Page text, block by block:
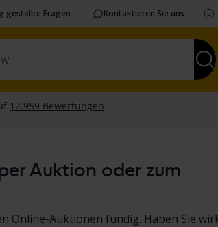
gestellte Fragen Kontaktieren Sie uns
Auktion oder zum
Online-Auktionen fündig. Haben Sie